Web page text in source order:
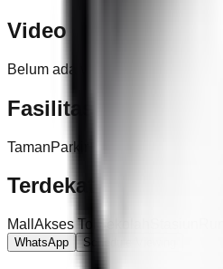
Video
Belum ada video untuk properti ini.
Fasilitas
TamanParkir
Terdekat
Mall Akses Tol
WhatsApp Schedule Viewing